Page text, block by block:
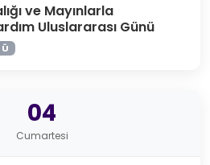
ve Mayınlarla
Uluslararası Günü
04
Cumartesi